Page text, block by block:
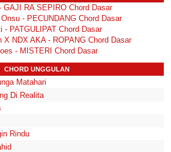
GAJI RA SEPIRO Chord Dasar
- PECUNDANG Chord Dasar
- PATGULIPAT Chord Dasar
X NDX AKA - ROPANG Chord Dasar
- MISTERI Chord Dasar
CHORD UNGGULAN
Matahari
Di Realita
Rindu